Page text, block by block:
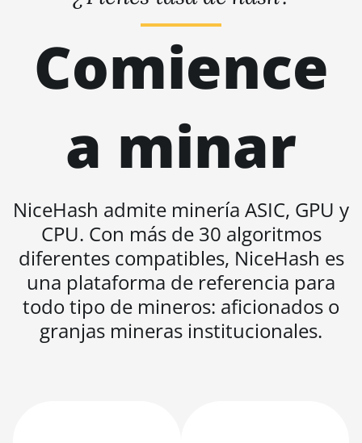
BITMAIN AntMiner S19 XP+
BITMAIN AntMiner S19j Pro
(100Th)
BITMAIN AntMiner S19j Pro
(104Th)
BITMAIN AntMiner S19j
BITMAIN AntMiner S19j
Pro++ (125Th)
BITMAIN AntMiner S21
(200Th)
BITMAIN AntMiner S21 Hyd.
(335Th)
Comience
a minar
NiceHash admite minería ASIC, GPU y
CPU. Con más de 30 algoritmos
diferentes compatibles, NiceHash es
una plataforma de referencia para
todo tipo de mineros: aficionados o
granjas mineras institucionales.